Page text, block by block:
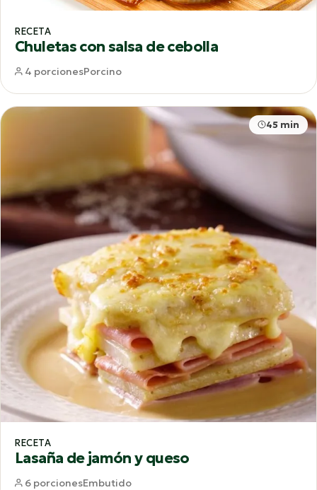
RECETA
Chuletas con salsa de cebolla
4 porcionesPorcino
45 min
RECETA
Lasaña de jamón y queso
6 porcionesEmbutido